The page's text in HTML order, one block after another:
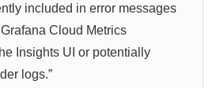
included in error messages
Cloud Metrics
Insights UI or potentially
logs.”